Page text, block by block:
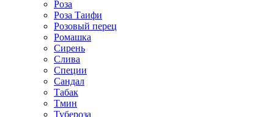
Роза
Роза Таифи
Розовый перец
Ромашка
Сирень
Слива
Специи
Сандал
Табак
Тмин
Тубероза